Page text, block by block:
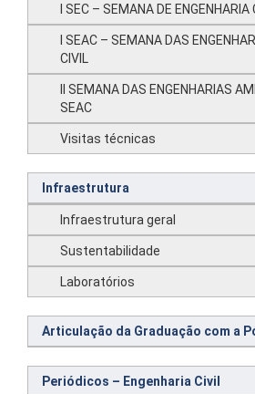
I SEC – SEMANA DE ENGENHARIA
I SEAC – SEMANA DAS
CIVIL
II SEMANA DAS ENGENHARIAS
SEAC
Visitas técnicas
Infraestrutura
Infraestrutura geral
Sustentabilidade
Laboratórios
Articulação da Graduação com a
Periódicos – Engenharia Civil